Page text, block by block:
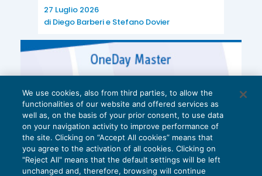
27 Luglio 2026
di Diego Barberie Stefano Dovier
We use cookies, also from third parties, to allow the
functionalities of our website and offered services as
well as, on the basis of your prior consent, to use data
on your navigation activity to improve performance of
the site. Clicking on “Accept All cookies” means that
you agree to the activation of all cookies. Clicking on
"Reject All" means that the default settings will be left
unchanged and, therefore, browsing will continue